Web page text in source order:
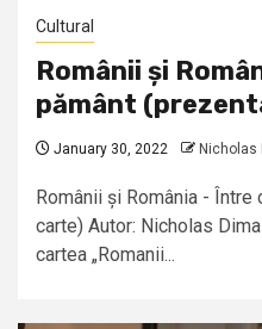
Cultural
Românii și
pământ
January 30, 2022 Nicholas
Românii și România -
carte) Autor: Nicholas
cartea „Romanii...